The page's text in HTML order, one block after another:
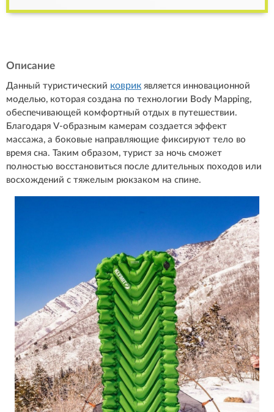
Описание
Данный туристический коврик является инновационной
моделью, которая создана по технологии Body Mapping,
обеспечивающей комфортный отдых в путешествии.
Благодаря V-образным камерам создается эффект
массажа, а боковые направляющие фиксируют тело во
время сна. Таким образом, турист за ночь сможет
полностью восстановиться после длительных походов или
восхождений с тяжелым рюкзаком на спине.